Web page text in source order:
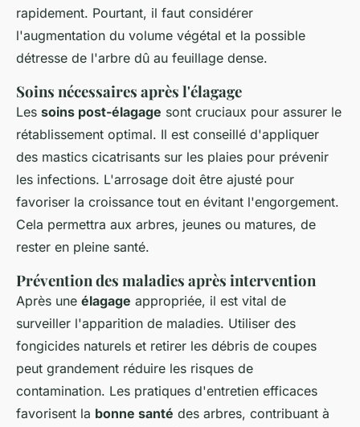
rapidement. Pourtant, il faut considérer
l'augmentation du volume végétal et la possible
détresse de l'arbre dû au feuillage dense.
Soins nécessaires après l'élagage
Les soins post-élagage sont cruciaux pour assurer le
rétablissement optimal. Il est conseillé d'appliquer
des mastics cicatrisants sur les plaies pour prévenir
les infections. L'arrosage doit être ajusté pour
favoriser la croissance tout en évitant l'engorgement.
Cela permettra aux arbres, jeunes ou matures, de
rester en pleine santé.
Prévention des maladies après intervention
Après une élagage appropriée, il est vital de
surveiller l'apparition de maladies. Utiliser des
fongicides naturels et retirer les débris de coupes
peut grandement réduire les risques de
contamination. Les pratiques d'entretien efficaces
favorisent la bonne santé des arbres, contribuant à